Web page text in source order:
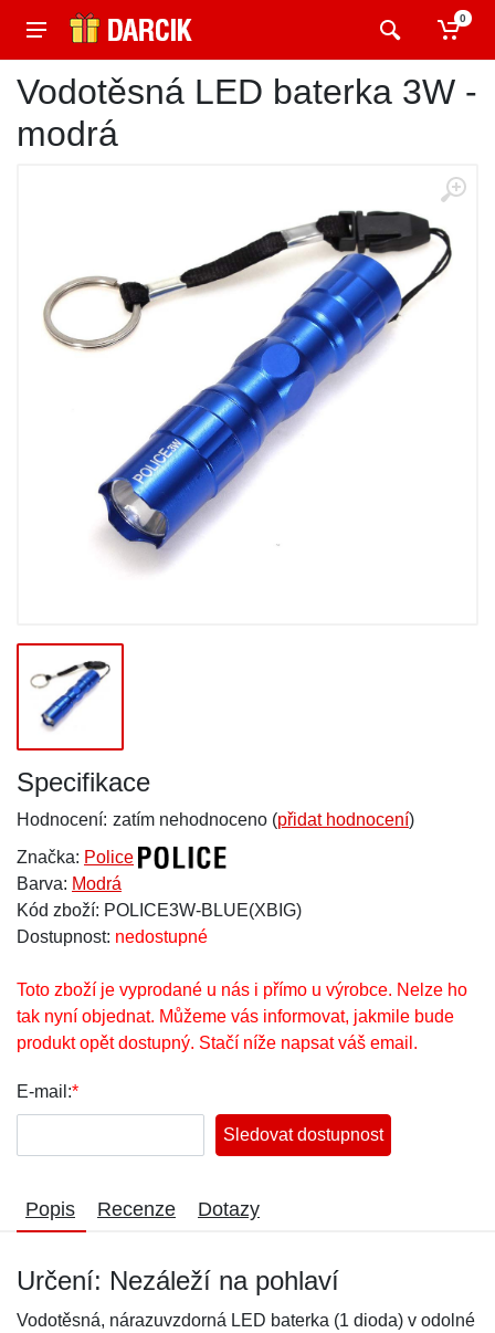
0
Vodotěsná LED baterka 3W -
modrá
Specifikace
Hodnocení: zatím nehodnoceno (přidat hodnocení)
Značka: Police
Barva: Modrá
Kód zboží: POLICE3W-BLUE(XBIG)
Dostupnost: nedostupné
Toto zboží je vyprodané u nás i přímo u výrobce. Nelze ho
tak nyní objednat. Můžeme vás informovat, jakmile bude
produkt opět dostupný. Stačí níže napsat váš email.
E-mail:*
Sledovat dostupnost
Popis Recenze Dotazy
Určení: Nezáleží na pohlaví
Vodotěsná, nárazuvzdorná LED baterka (1 dioda) v odolné